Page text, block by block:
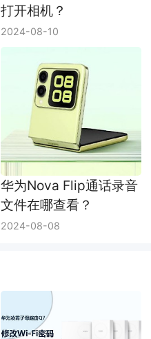
打开相机？
2024-08-10
华为Nova Flip通话录音
文件在哪查看？
2024-08-08